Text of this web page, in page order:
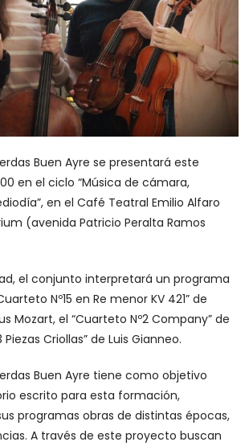
Buen Ayre se presentará este
en el ciclo “Música de cámara,
en el Café Teatral Emilio Alfaro
(avenida Patricio Peralta Ramos
el conjunto interpretará un programa
Nº15 en Re menor KV 421” de
Mozart, el “Cuarteto Nº2 Company” de
Piezas Criollas” de Luis Gianneo.
Buen Ayre tiene como objetivo
escrito para esta formación,
programas obras de distintas épocas,
A través de este proyecto buscan